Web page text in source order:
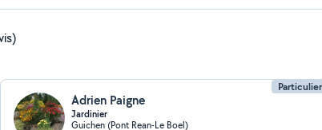
Particulier
Adrien Paigne
Jardinier
Guichen (Pont Rean-Le Boel)